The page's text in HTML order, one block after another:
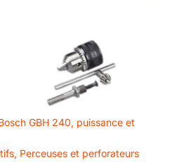
GBH 240, puissance et
, Perceuses et perforateurs